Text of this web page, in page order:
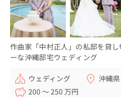
作曲家「中村正人」の私邸を貸
ーな沖縄邸宅ウェディング
ウェディング
沖縄県
200 〜 250 万円